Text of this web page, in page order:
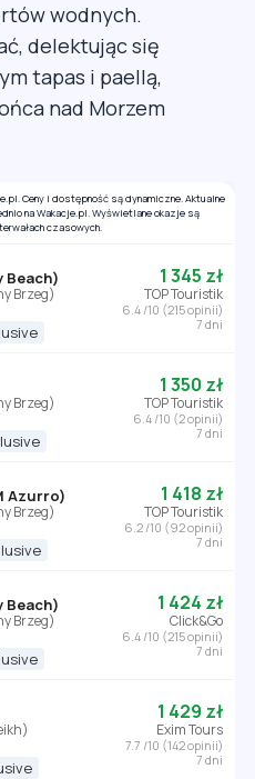
wodnych.
delektując się
tapas i paellą,
nad Morzem
Ceny i dostępność są dynamiczne. Aktualne
na Wakacje.pl. Wyświetlane okazje są
czasowych.
Beach)
Brzeg)
1 345 zł
TOP Touristik
6.4 /10 (215 opinii)
7 dni
Brzeg)
1 350 zł
TOP Touristik
6.4 /10 (2 opinii)
7 dni
Azurro)
Brzeg)
1 418 zł
TOP Touristik
6.2 /10 (92 opinii)
7 dni
Beach)
Brzeg)
1 424 zł
Click&Go
6.4 /10 (215 opinii)
7 dni
1 429 zł
Exim Tours
7.7 /10 (142 opinii)
7 dni